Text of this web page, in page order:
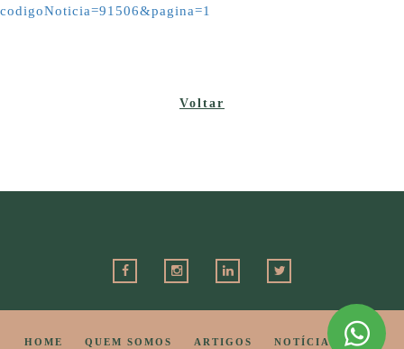
codigoNoticia=91506&pagina=1
Voltar
HOME QUEM SOMOS ARTIGOS NOTÍCIAS